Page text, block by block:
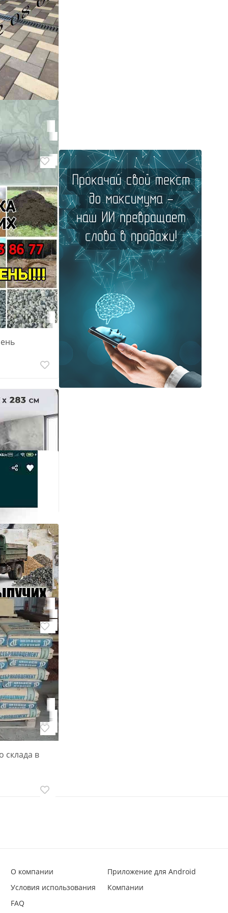
213х105х45
Донецк.
граншлак
склада в
О компании
Условия использования
FAQ
Приложение для Android
Компании